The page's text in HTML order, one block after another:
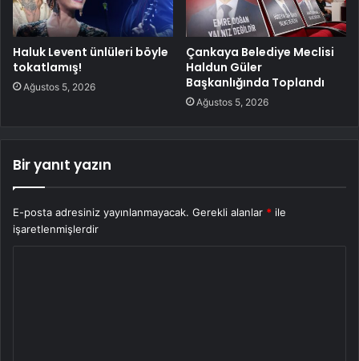
Haluk Levent ünlüleri böyle
tokatlamış!
Ağustos 5, 2026
Çankaya Belediye Meclisi
Haldun Güler
Başkanlığında Toplandı
Ağustos 5, 2026
Bir yanıt yazın
E-posta adresiniz yayınlanmayacak. Gerekli alanlar * ile
işaretlenmişlerdir